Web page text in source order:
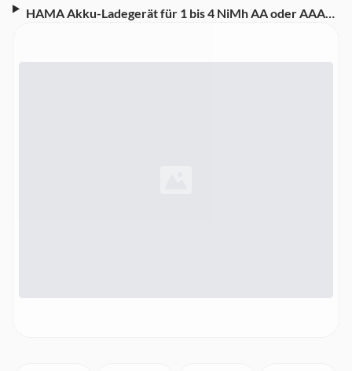
HAMA Akku-Ladegerät für 1 bis 4 NiMh AA oder AAA